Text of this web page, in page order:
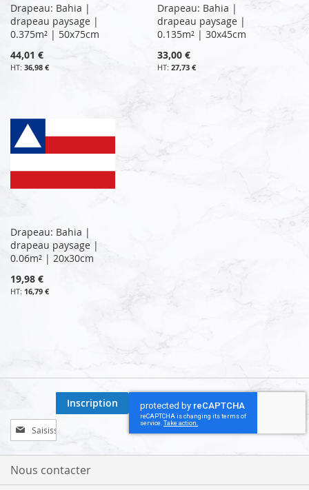
Drapeau: Bahia |
drapeau paysage |
0.375m² | 50x75cm
44,01 €
36,98 €
Drapeau: Bahia |
drapeau paysage |
0.135m² | 30x45cm
33,00 €
27,73 €
Drapeau: Bahia |
drapeau paysage |
0.06m² | 20x30cm
19,98 €
16,79 €
Inscription
à
notre
lettre
Inscription
Nous contacter